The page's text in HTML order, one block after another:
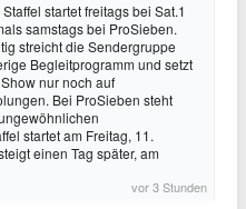
startet freitags bei Sat.1
samstags bei ProSieben.
streicht die Sendergruppe
Begleitprogramm und setzt
nur noch auf
Bei ProSieben steht
startet am Freitag, 11.
einen Tag später, am
vor 3 Stunden